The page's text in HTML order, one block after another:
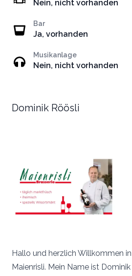
Nein, nicht vorhanden
Bar
Ja, vorhanden
Musikanlage
Nein, nicht vorhanden
Dominik Röösli
Hallo und herzlich Willkommen
Maienrisli. Mein Name ist